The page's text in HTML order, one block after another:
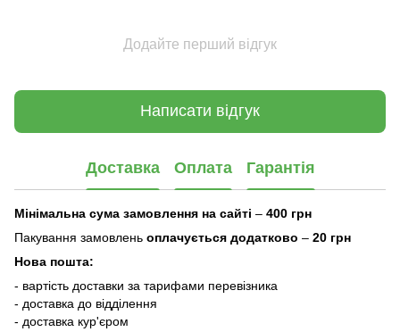
Додайте перший відгук
Написати відгук
Доставка Оплата Гарантія
Мінімальна сума замовлення на сайті – 400 грн
Пакування замовлень оплачується додатково – 20 грн
Нова пошта:
- вартість доставки за тарифами перевізника
- доставка до відділення
- доставка кур'єром